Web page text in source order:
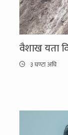
वैशाख यता
३ घण्टा अघि